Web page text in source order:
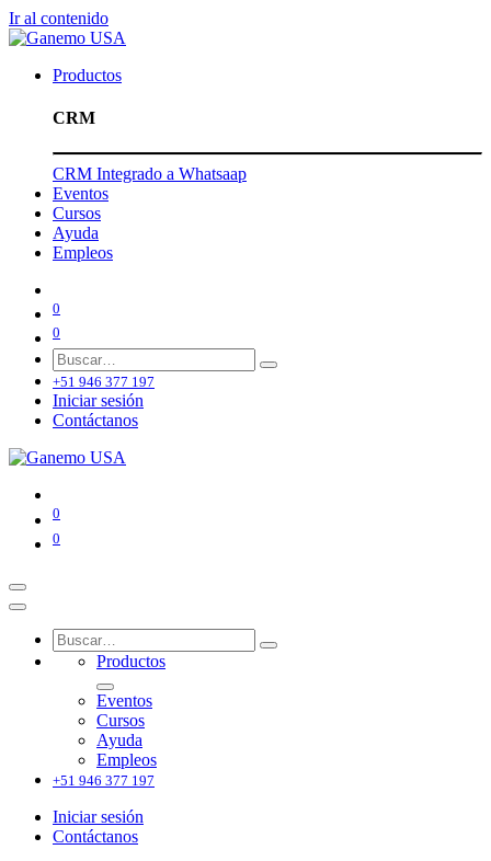
Ir al contenido
Productos
CRM
CRM Integrado a Whatsaap
Eventos
Cursos
Ayuda
Empleos
0
0
+51 946 377 197
Iniciar sesión
Contáctanos
0
0
Productos
Eventos
Cursos
Ayuda
Empleos
+51 946 377 197
Iniciar sesión
Contáctanos